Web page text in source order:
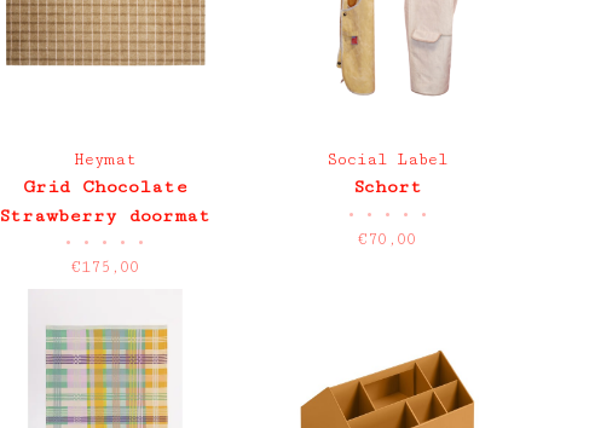
Heymat
Grid Chocolate
Strawberry doormat
• • • • •
€175,00
Social Label
Schort
• • • • •
€70,00